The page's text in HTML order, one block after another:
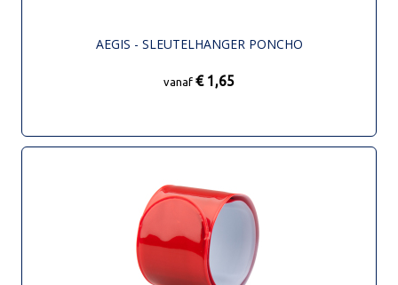
AEGIS - SLEUTELHANGER PONCHO
vanaf € 1,65